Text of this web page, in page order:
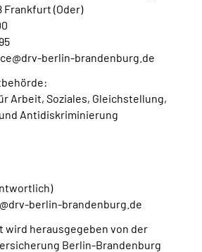
Frankfurt (Oder)
berlin-brandenburg.de
Arbeit, Soziales, Gleichstellung,
Antidiskriminierung
berlin-brandenburg.de
wird herausgegeben von der
Berlin-Brandenburg